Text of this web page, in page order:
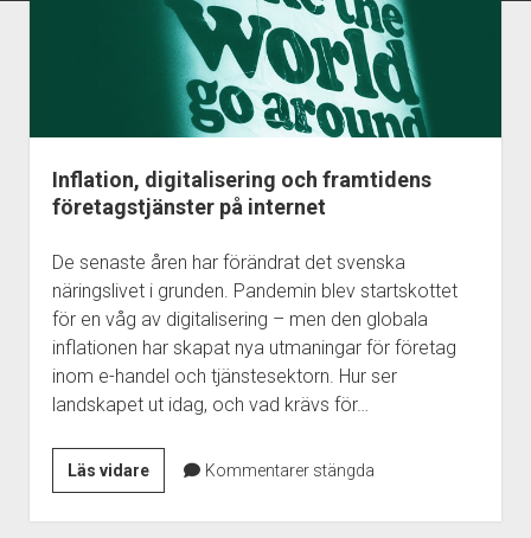
Om oss
Info
Regler
Inflation, digitalisering och framtidens
företagstjänster på internet
De senaste åren har förändrat det svenska
näringslivet i grunden. Pandemin blev startskottet
för en våg av digitalisering – men den globala
inflationen har skapat nya utmaningar för företag
inom e-handel och tjänstesektorn. Hur ser
landskapet ut idag, och vad krävs för…
Läs vidareInflation,
digitalisering
och
Kommentarer stängda